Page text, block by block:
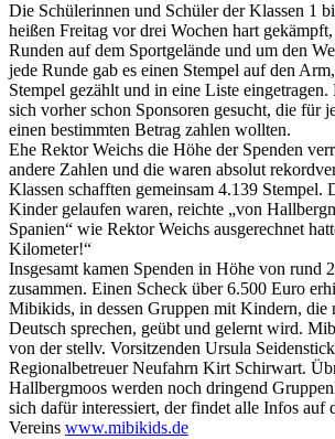
Die Schülerinnen und Schüler der Klassen 1
heißen Freitag vor drei Wochen hart
Runden auf dem Sportgelände und um den
jede Runde gab es einen Stempel auf den
Stempel gezählt und in eine Liste
sich vorher schon Sponsoren gesucht, die für
einen bestimmten Betrag zahlen wollten.
Ehe Rektor Weichs die Höhe der Spenden
andere Zahlen und die waren absolut
Klassen schafften gemeinsam 4.139 Stempel.
Kinder gelaufen waren, reichte „von
Spanien“ wie Rektor Weichs ausgerechnet
Kilometer!“
Insgesamt kamen Spenden in Höhe von rund
zusammen. Einen Scheck über 6.500 Euro
Mibikids, in dessen Gruppen mit Kindern, die
Deutsch sprechen, geübt und gelernt wird.
von der stellv. Vorsitzenden Ursula
Regionalbetreuer Neufahrn Kirt Schirwart.
Hallbergmoos werden noch dringend
sich dafür interessiert, der findet alle Infos auf
Vereins www.mibikids.de